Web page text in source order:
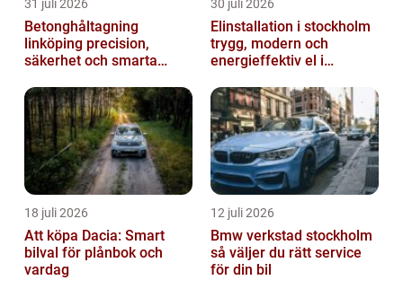
31 juli 2026
Betonghåltagning
linköping precision,
säkerhet och smarta
30 juli 2026
Elinstallation i stockholm
trygg, modern och
energieffektiv el i
18 juli 2026
Att köpa Dacia: Smart
bilval för plånbok och
vardag
12 juli 2026
Bmw verkstad stockholm
så väljer du rätt service
för din bil